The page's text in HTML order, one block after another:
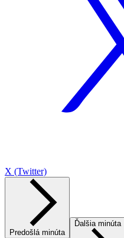
X (Twitter)
Predošlá minúta
Ďalšia minúta